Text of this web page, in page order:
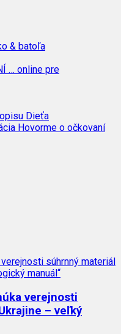
& batoľa
… online pre
Dieťa
Hovorme o očkovaní
verejnosti
– veľký